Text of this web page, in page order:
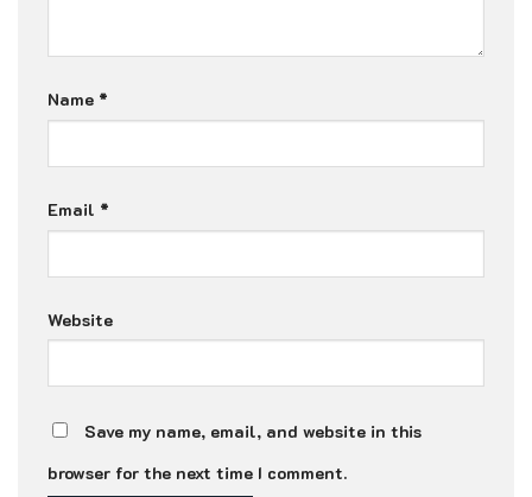
Name *
Email *
Website
Save my name, email, and website in this
browser for the next time I comment.